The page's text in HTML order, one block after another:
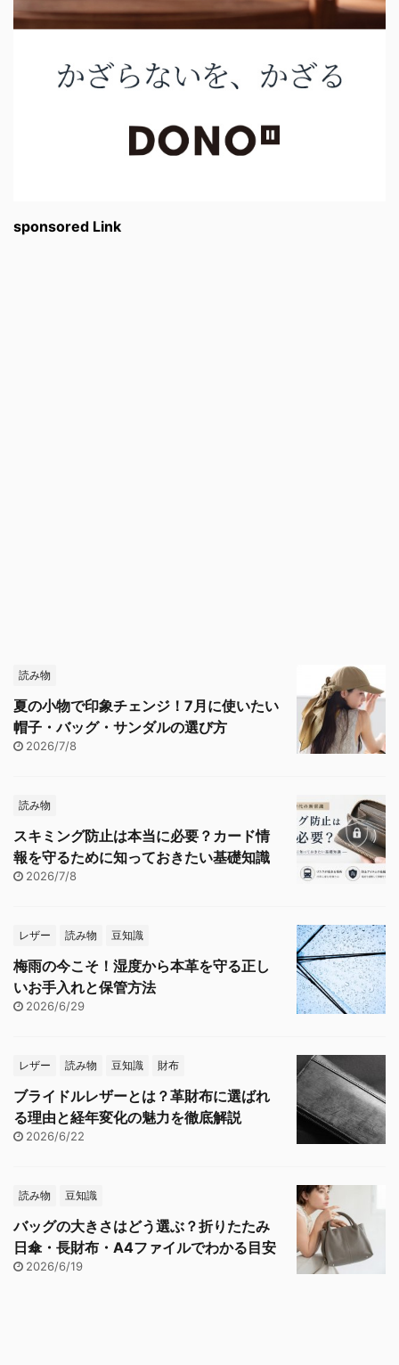
sponsored Link
読み物
夏の小物で印象チェンジ！7月に使いたい
帽子・バッグ・サンダルの選び方
2026/7/8
読み物
スキミング防止は本当に必要？カード情
報を守るために知っておきたい基礎知識
2026/7/8
レザー 読み物 豆知識
梅雨の今こそ！湿度から本革を守る正し
いお手入れと保管方法
2026/6/29
レザー 読み物 豆知識 財布
ブライドルレザーとは？革財布に選ばれ
る理由と経年変化の魅力を徹底解説
2026/6/22
読み物 豆知識
バッグの大きさはどう選ぶ？折りたたみ
日傘・長財布・A4ファイルでわかる目安
2026/6/19